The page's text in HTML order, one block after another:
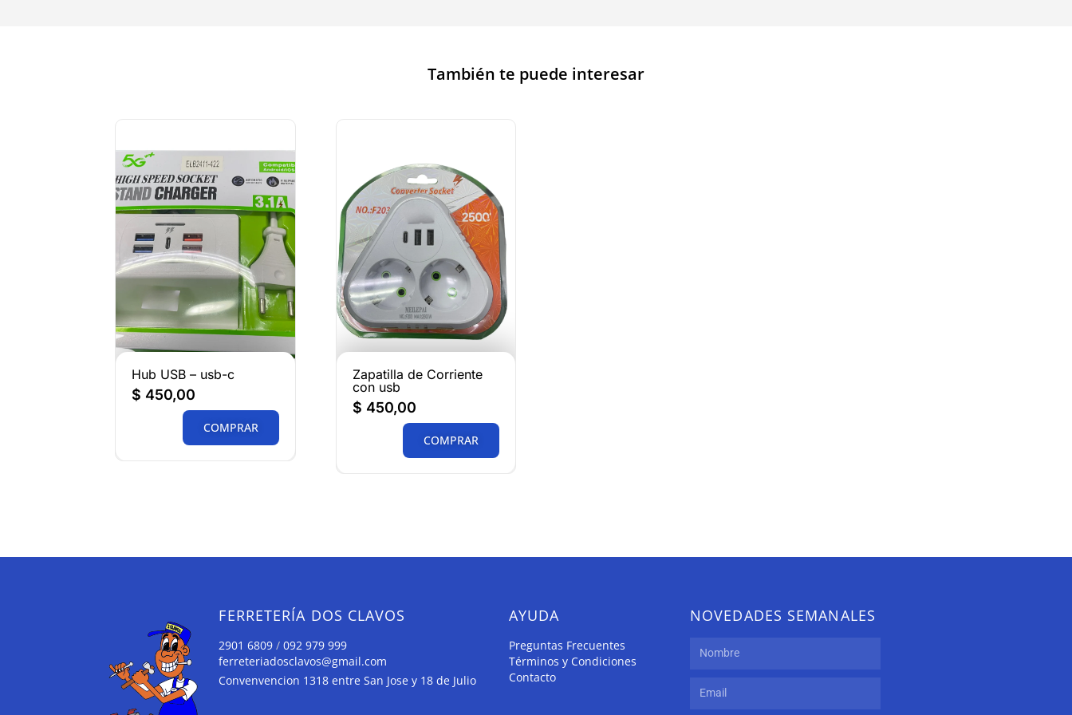
También te puede interesar
Hub USB – usb-c
$ 450,00
COMPRAR
Zapatilla de Corriente
con usb
$ 450,00
COMPRAR
FERRETERÍA DOS CLAVOS
2901 6809 /092 979 999
ferreteriadosclavos@gmail.com
Convenvencion 1318 entre San Jose y 18 de Julio
AYUDA
Preguntas Frecuentes
Términos y Condiciones
Contacto
NOVEDADES SEMANALES